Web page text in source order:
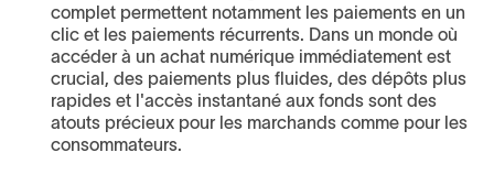
complet permettent notamment les paiements en un
clic et les paiements récurrents. Dans un monde où
accéder à un achat numérique immédiatement est
crucial, des paiements plus fluides, des dépôts plus
rapides et l'accès instantané aux fonds sont des
atouts précieux pour les marchands comme pour les
consommateurs.